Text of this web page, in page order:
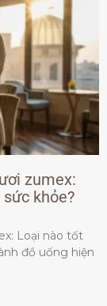
zumex:
khỏe?
Loại nào tốt
đồ uống hiện